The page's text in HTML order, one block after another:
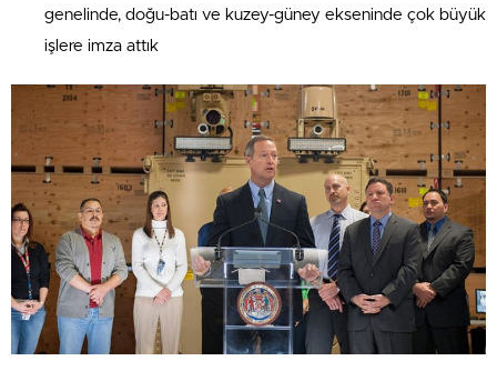
genelinde, doğu-batı ve kuzey-güney ekseninde çok büyük
işlere imza attık